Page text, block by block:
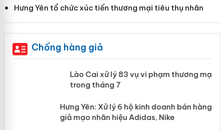
Hưng Yên tổ chức xúc tiến thương mại tiêu thụ nhãn
Chống hàng giả
Lào Cai xử lý 83 vụ vi phạm thương
mại trong tháng 7